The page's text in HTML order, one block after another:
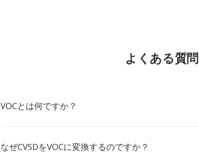
よくある質問
VOCとは何ですか？
なぜCVSDをVOCに変換するのですか？